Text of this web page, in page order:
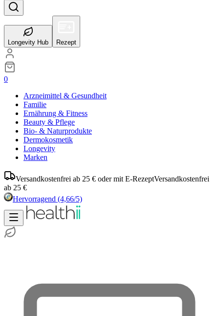
Longevity Hub Rezept
0
Arzneimittel & Gesundheit
Familie
Ernährung & Fitness
Beauty & Pflege
Bio- & Naturprodukte
Dermokosmetik
Longevity
Marken
Versandkostenfrei ab 25 € oder mit E-RezeptVersandkostenfrei
ab 25 €
Hervorragend (4,66/5)